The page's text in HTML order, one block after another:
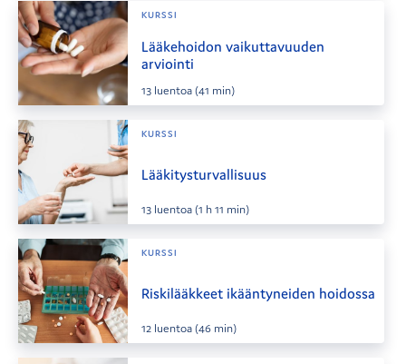
KURSSI
Lääkehoidon vaikuttavuuden
arviointi
13 luentoa(41 min)
KURSSI
Lääkitysturvallisuus
13 luentoa(1 h 11 min)
KURSSI
Riskilääkkeet ikääntyneiden hoidossa
12 luentoa(46 min)